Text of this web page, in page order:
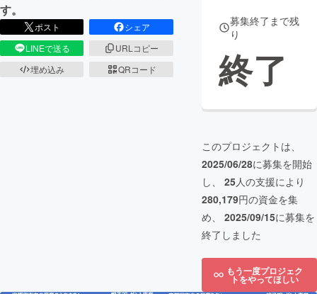
す。
ポスト
シェア
LINEで送る
URLコピー
埋め込み
QRコード
募集終了まで残
り
終了
このプロジェクトは、
2025/06/28に募集を開始
し、 25人の支援により
280,179円の資金を集
め、 2025/09/15に募集を
終了しました
もう一度プロジェク
トをやってほしい